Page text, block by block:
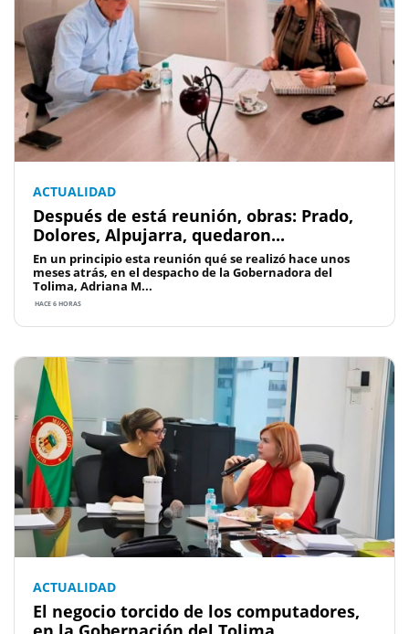
ACTUALIDAD
Después de está reunión, obras: Prado,
Dolores, Alpujarra, quedaron...
En un principio esta reunión qué se realizó hace unos
meses atrás, en el despacho de la Gobernadora del
Tolima, Adriana M...
HACE 6 HORAS
ACTUALIDAD
El negocio torcido de los computadores,